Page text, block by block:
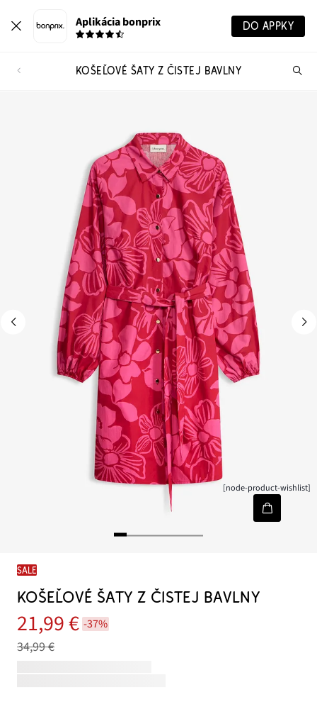
Aplikácia bonprix DO APPKY
KOŠEĽOVÉ ŠATY Z ČISTEJ BAVLNY
[node-product-wishlist]
SALE
KOŠEĽOVÉ ŠATY Z ČISTEJ BAVLNY
21,99 € -37%
34,99 €